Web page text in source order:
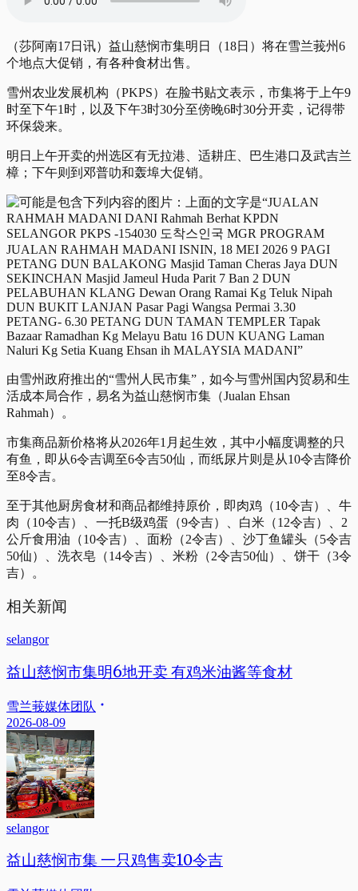
（莎阿南17日讯）益山慈悯市集明日（18日）将在雪兰莪州6
个地点大促销，有各种食材出售。
雪州农业发展机构（PKPS）在脸书贴文表示，市集将于上午9
时至下午1时，以及下午3时30分至傍晚6时30分开卖，记得带
环保袋来。
明日上午开卖的州选区有无拉港、适耕庄、巴生港口及武吉兰
樟；下午则到邓普叻和轰埠大促销。
由雪州政府推出的“雪州人民市集”，如今与雪州国内贸易和生
活成本局合作，易名为益山慈悯市集（Jualan Ehsan
Rahmah）。
市集商品新价格将从2026年1月起生效，其中小幅度调整的只
有鱼，即从6令吉调至6令吉50仙，而纸尿片则是从10令吉降价
至8令吉。
至于其他厨房食材和商品都维持原价，即肉鸡（10令吉）、牛
肉（10令吉）、一托B级鸡蛋（9令吉）、白米（12令吉）、2
公斤食用油（10令吉）、面粉（2令吉）、沙丁鱼罐头（5令吉
50仙）、洗衣皂（14令吉）、米粉（2令吉50仙）、饼干（3令
吉）。
相关新闻
selangor
益山慈悯市集明6地开卖 有鸡米油酱等食材
雪兰莪媒体团队
2026-08-09
selangor
益山慈悯市集 一只鸡售卖10令吉